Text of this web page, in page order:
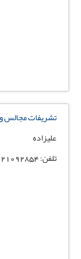
تشریفات مجالس
علیزاده
تلفن: 09121092854